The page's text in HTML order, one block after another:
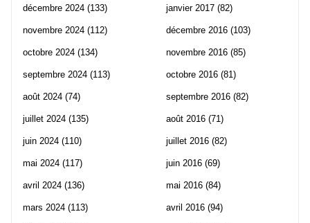
décembre 2024 (133)
novembre 2024 (112)
octobre 2024 (134)
septembre 2024 (113)
août 2024 (74)
juillet 2024 (135)
juin 2024 (110)
mai 2024 (117)
avril 2024 (136)
mars 2024 (113)
janvier 2017 (82)
décembre 2016 (103)
novembre 2016 (85)
octobre 2016 (81)
septembre 2016 (82)
août 2016 (71)
juillet 2016 (82)
juin 2016 (69)
mai 2016 (84)
avril 2016 (94)